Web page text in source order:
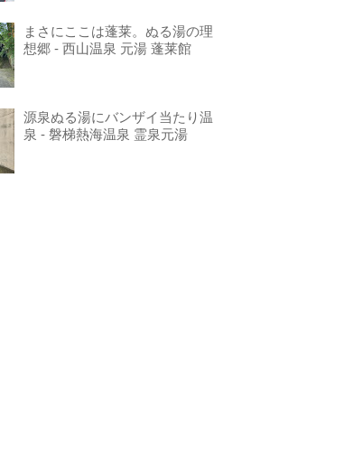
まさにここは蓬莱。ぬる湯の理
想郷 - 西山温泉 元湯 蓬莱館
源泉ぬる湯にバンザイ当たり温
泉 - 磐梯熱海温泉 霊泉元湯